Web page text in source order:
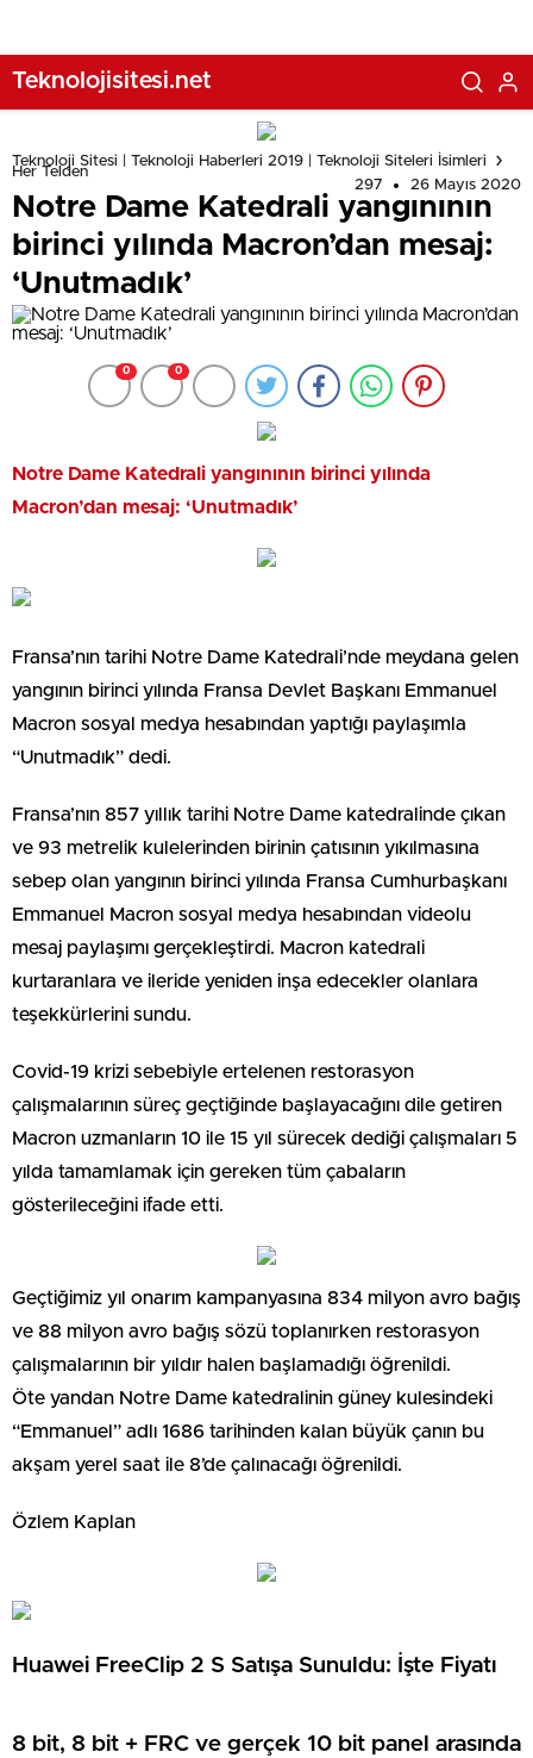
Teknolojisitesi.net
Teknoloji Sitesi | Teknoloji Haberleri 2019 | Teknoloji Siteleri İsimleri
Her Telden
297
26 Mayıs 2020
Notre Dame Katedrali yangınının
birinci yılında Macron’dan mesaj:
‘Unutmadık’
0 0
Notre Dame Katedrali yangınının birinci yılında
Macron’dan mesaj: ‘Unutmadık’
Fransa’nın tarihi Notre Dame Katedrali’nde meydana gelen
yangının birinci yılında Fransa Devlet Başkanı Emmanuel
Macron sosyal medya hesabından yaptığı paylaşımla
“Unutmadık” dedi.
Fransa’nın 857 yıllık tarihi Notre Dame katedralinde çıkan
ve 93 metrelik kulelerinden birinin çatısının yıkılmasına
sebep olan yangının birinci yılında Fransa Cumhurbaşkanı
Emmanuel Macron sosyal medya hesabından videolu
mesaj paylaşımı gerçekleştirdi. Macron katedrali
kurtaranlara ve ileride yeniden inşa edecekler olanlara
teşekkürlerini sundu.
Covid-19 krizi sebebiyle ertelenen restorasyon
çalışmalarının süreç geçtiğinde başlayacağını dile getiren
Macron uzmanların 10 ile 15 yıl sürecek dediği çalışmaları 5
yılda tamamlamak için gereken tüm çabaların
gösterileceğini ifade etti.
Geçtiğimiz yıl onarım kampanyasına 834 milyon avro bağış
ve 88 milyon avro bağış sözü toplanırken restorasyon
çalışmalarının bir yıldır halen başlamadığı öğrenildi.
Öte yandan Notre Dame katedralinin güney kulesindeki
“Emmanuel” adlı 1686 tarihinden kalan büyük çanın bu
akşam yerel saat ile 8’de çalınacağı öğrenildi.
Özlem Kaplan
Huawei FreeClip 2 S Satışa Sunuldu: İşte Fiyatı
8 bit, 8 bit + FRC ve gerçek 10 bit panel arasında